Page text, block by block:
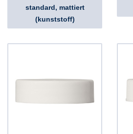
standard, mattiert
(kunststoff)